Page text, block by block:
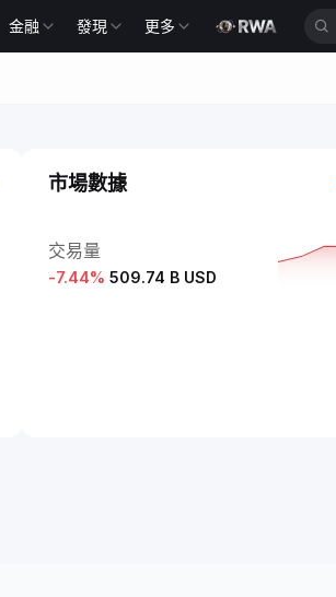
金融 發現 更多
市場數據
交易量
-7.44% 509.74 B USD